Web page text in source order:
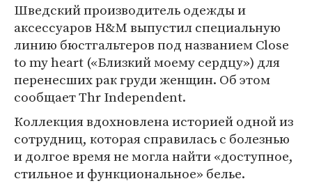
Шведский производитель одежды и
аксессуаров H&M выпустил специальную
линию бюстгальтеров под названием Close
to my heart («Близкий моему сердцу») для
перенесших рак груди женщин. Об этом
сообщает Thr Independent.
Коллекция вдохновлена историей одной из
сотрудниц, которая справилась с болезнью
и долгое время не могла найти «доступное,
стильное и функциональное» белье.